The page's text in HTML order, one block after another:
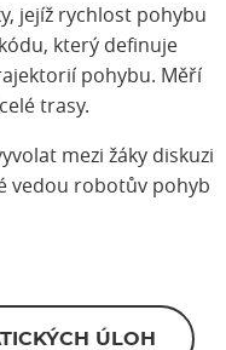
jejíž rychlost pohybu
který definuje
pohybu. Měří
trasy.
mezi žáky diskuzi
vedou robotův pohyb
ÚLOH